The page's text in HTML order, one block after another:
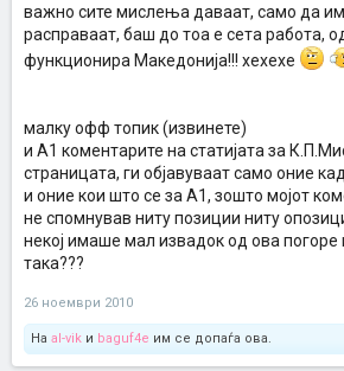
важно сите мислења даваат, само да
расправаат, баш до тоа е сета работа,
функционира Македонија!!! хехехе
малку офф топик (извинете)
и А1 коментарите на статијата за
страницата, ги објавуваат само оние
и оние кои што се за А1, зошто мојот
не спомнував ниту позиции ниту
некој имаше мал извадок од ова
така???
26 ноември 2010
На al-vik и baguf4e им се допаѓа ова.